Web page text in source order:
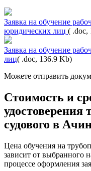
Заявка на обучение
юридических лиц ( .doc,
Заявка на обучение
лиц( .doc, 136.9 Kb)
Можете отправить
Стоимость и
удостоверения
судового в
Цена обучения на
зависит от выбранного
процессе оформления